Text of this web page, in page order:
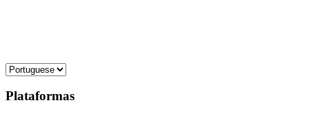
Plataformas